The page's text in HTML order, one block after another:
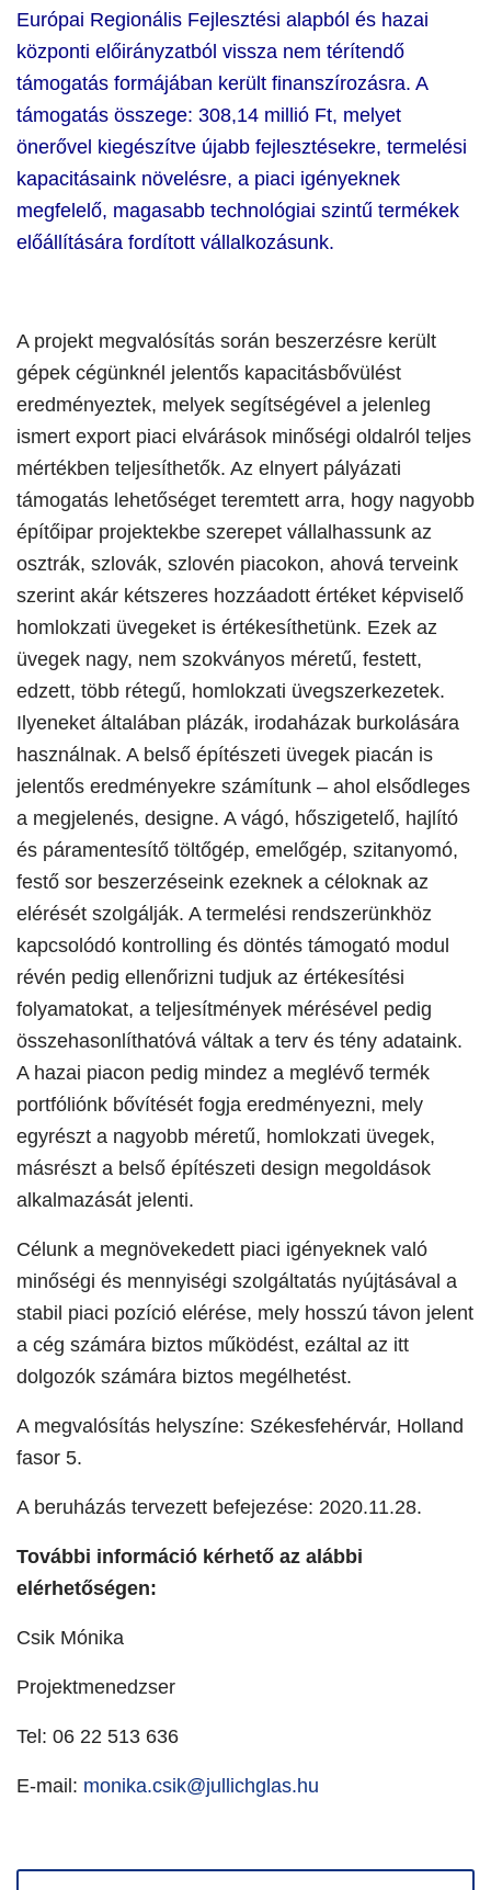
Európai Regionális Fejlesztési alapból és hazai
központi előirányzatból vissza nem térítendő
támogatás formájában került finanszírozásra. A
támogatás összege: 308,14 millió Ft, melyet
önerővel kiegészítve újabb fejlesztésekre, termelési
kapacitásaink növelésre, a piaci igényeknek
megfelelő, magasabb technológiai szintű termékek
előállítására fordított vállalkozásunk.
A projekt megvalósítás során beszerzésre került
gépek cégünknél jelentős kapacitásbővülést
eredményeztek, melyek segítségével a jelenleg
ismert export piaci elvárások minőségi oldalról teljes
mértékben teljesíthetők. Az elnyert pályázati
támogatás lehetőséget teremtett arra, hogy nagyobb
építőipar projektekbe szerepet vállalhassunk az
osztrák, szlovák, szlovén piacokon, ahová terveink
szerint akár kétszeres hozzáadott értéket képviselő
homlokzati üvegeket is értékesíthetünk. Ezek az
üvegek nagy, nem szokványos méretű, festett,
edzett, több rétegű, homlokzati üvegszerkezetek.
Ilyeneket általában plázák, irodaházak burkolására
használnak. A belső építészeti üvegek piacán is
jelentős eredményekre számítunk – ahol elsődleges
a megjelenés, designe. A vágó, hőszigetelő, hajlító
és páramentesítő töltőgép, emelőgép, szitanyomó,
festő sor beszerzéseink ezeknek a céloknak az
elérését szolgálják. A termelési rendszerünkhöz
kapcsolódó kontrolling és döntés támogató modul
révén pedig ellenőrizni tudjuk az értékesítési
folyamatokat, a teljesítmények mérésével pedig
összehasonlíthatóvá váltak a terv és tény adataink.
A hazai piacon pedig mindez a meglévő termék
portfóliónk bővítését fogja eredményezni, mely
egyrészt a nagyobb méretű, homlokzati üvegek,
másrészt a belső építészeti design megoldások
alkalmazását jelenti.
Célunk a megnövekedett piaci igényeknek való
minőségi és mennyiségi szolgáltatás nyújtásával a
stabil piaci pozíció elérése, mely hosszú távon jelent
a cég számára biztos működést, ezáltal az itt
dolgozók számára biztos megélhetést.
A megvalósítás helyszíne: Székesfehérvár, Holland
fasor 5.
A beruházás tervezett befejezése: 2020.11.28.
További információ kérhető az alábbi
elérhetőségen:
Csik Mónika
Projektmenedzser
Tel: 06 22 513 636
E-mail: monika.csik@jullichglas.hu